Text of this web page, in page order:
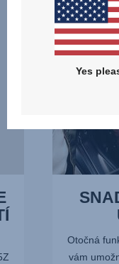
UVOLNĚNÍ,
1
z
14
Otočná
vám
Yes